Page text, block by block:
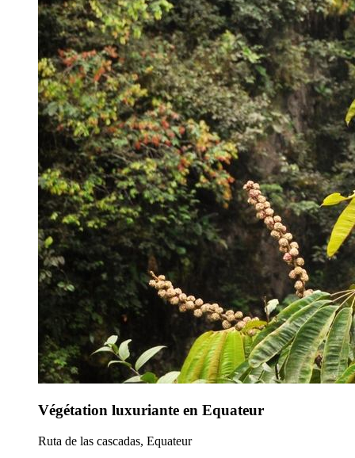
Végétation luxuriante en Equateur
Ruta de las cascadas, Equateur